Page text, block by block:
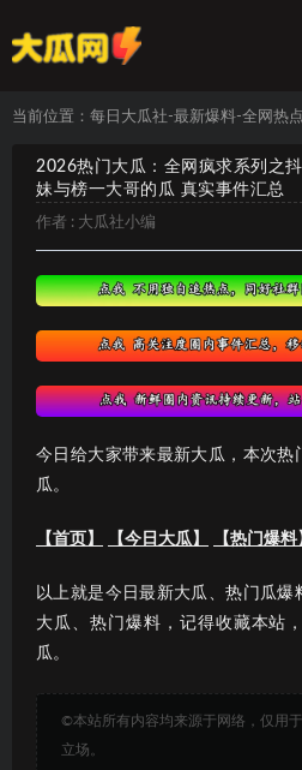
当前位置： 每日大瓜社-最新爆料-全网热点
2026热门大瓜：全网疯求系列之
妹与榜一大哥的瓜 真实事件汇总
作者 : 大瓜社小编
今日给大家带来最新大瓜，本次热
瓜。
【首页】 【今日大瓜】 【热门爆料
以上就是今日最新大瓜、热门瓜
大瓜、热门爆料，记得收藏本站
瓜。
©本站所有内容均来源于网络，仅用
立场。